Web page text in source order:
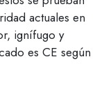
actuales en
ignífugo y
es CE según